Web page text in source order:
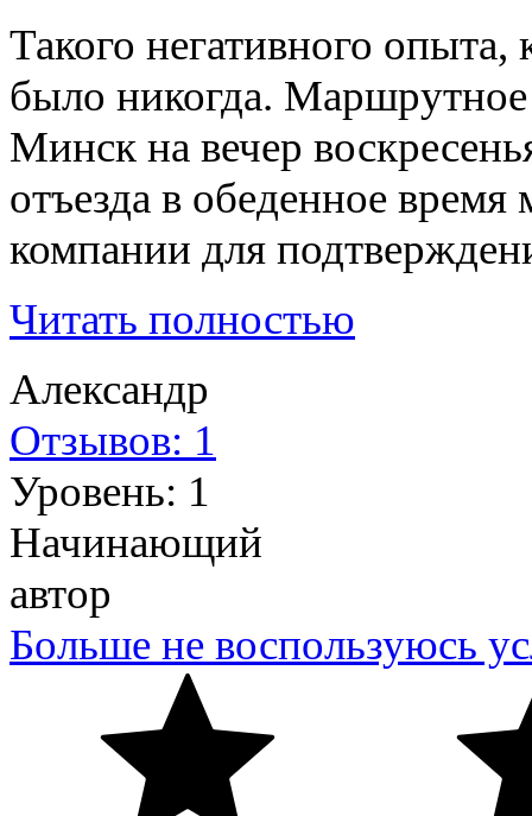
Такого негативного
было никогда.
Минск на вечер
отъезда в обеденное
компании для
Читать полностью
Александр
Отзывов: 1
Уровень: 1
Начинающий
автор
Больше не воспользуюсь